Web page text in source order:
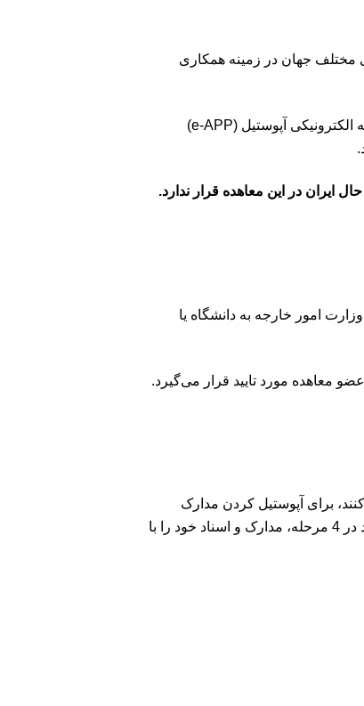
مختلف جهان در زمینه همکاری
e-APP
)
حال ایران در این معاهده قرار ندارد.
امور خارجه به دانشگاه یا
معاهده مورد تایید قرار می‌گیرد.
برای آپوستیل کردن مدارک
شرایط متفاوتی دارند. چنانچه مدارک این افراد در ایران صادر شده باشد، نمی‌توانند مهر آپوستیل دریافت کنند. این افراد باید در 4 مرحله، مدارک و اسناد خود را با